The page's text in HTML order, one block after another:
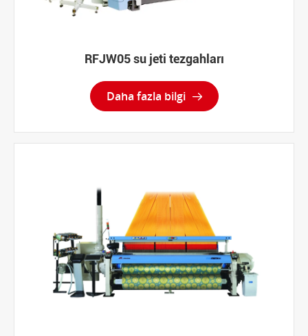
RFJW05 su jeti tezgahları
Daha fazla bilgi 